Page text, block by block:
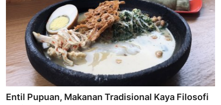
Entil Pupuan, Makanan Tradisional Kaya Filosofi